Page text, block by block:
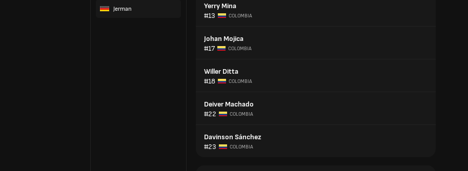
Jerman
Yerry Mina
#13
COLOMBIA
Johan Mojica
#17
COLOMBIA
Willer Ditta
#18
COLOMBIA
Deiver Machado
#22
COLOMBIA
Davinson Sánchez
#23
COLOMBIA